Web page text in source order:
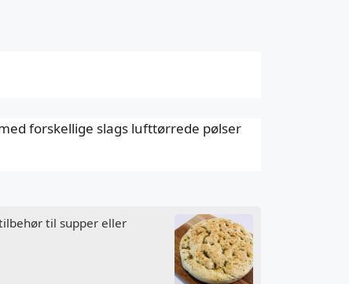
til supper eller
forskellige slags lufttørrede pølser